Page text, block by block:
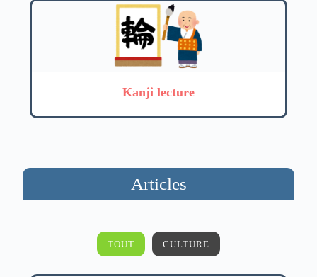
Kanji lecture
Articles
TOUT CULTURE